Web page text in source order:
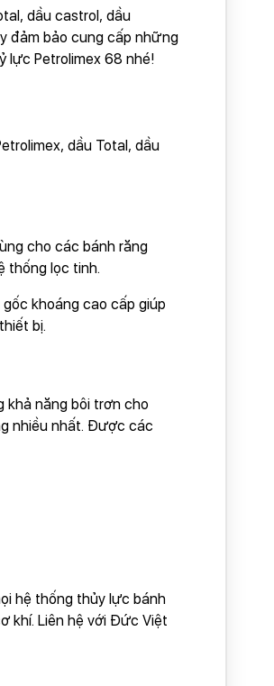
dầu castrol, dầu
đảm bảo cung cấp những
lực Petrolimex 68 nhé!
dầu Total, dầu
cho các bánh răng
thống lọc tinh.
khoáng cao cấp giúp
bị.
khả năng bôi trơn cho
nhiều nhất. Được các
hệ thống thủy lực bánh
khí. Liên hệ với Đức Việt